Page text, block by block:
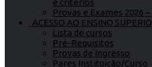
e critérios
Provas e Exames 2026
ACESSO AO ENSINO
Lista de cursos
Pré-Requisitos
Provas de Ingresso
Pares Instituição/Curso